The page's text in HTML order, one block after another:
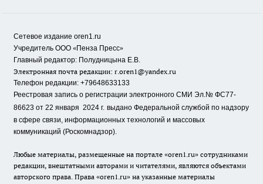
Сетевое издание oren1.ru
Учредитель ООО «Пенза Пресс»
Главный редактор: Полудницына Е.В.
Электронная почта редакции: r.oren1@yandex.ru
Телефон редакции: +79648633133
Реестровая запись о регистрации электронного СМИ Эл.№ ФС77-
86623 от 22 января 2024 г. выдано Федеральной службой по надзору
в сфере связи, информационных технологий и массовых
коммуникаций (Роскомнадзор).
Любые материалы, размещенные на портале «oren1.ru» сотрудниками
редакции, внештатными авторами и читателями, являются объектами
авторского права. Права «oren1.ru» на указанные материалы